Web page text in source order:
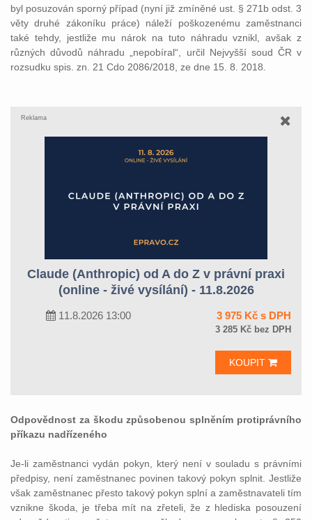
byl posuzován sporný případ (nyní již zmíněné ust. § 271b odst. 3
věty druhé zákoníku práce) náleží poškozenému zaměstnanci
také tehdy, jestliže mu nárok na tuto náhradu vznikl, avšak z
různých důvodů náhradu „nepobíral“, určil Nejvyšší soud ČR v
rozsudku spis. zn. 21 Cdo 2086/2018, ze dne 15. 8. 2018.
Reklama
Claude (Anthropic) od A do Z v právní praxi
(online - živé vysílání) - 11.8.2026
11.8.2026 13:00 3 975 Kč s DPH
3 285 Kč bez DPH
KOUPIT
Odpovědnost za škodu způsobenou splněním protiprávního
příkazu nadřízeného
Je-li zaměstnanci vydán pokyn, který není v souladu s právními
předpisy, není zaměstnanec povinen takový pokyn splnit. Jestliže
však zaměstnanec přesto takový pokyn splní a zaměstnavateli tím
vznikne škoda, je třeba mít na zřeteli, že z hlediska posouzení